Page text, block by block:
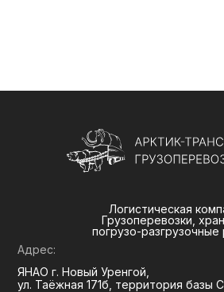
Логистическая
Грузоперевозки,
погрузо-разгрузочные
Адрес:
ЯНАО г. Новый Уренгой,
ул. Таёжная 171б, территория базы